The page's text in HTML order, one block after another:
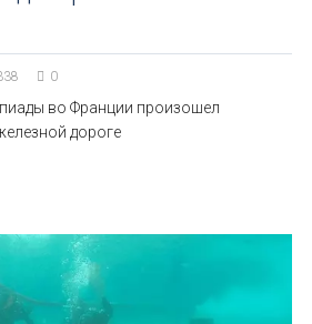
0
во Франции произошел
дороге